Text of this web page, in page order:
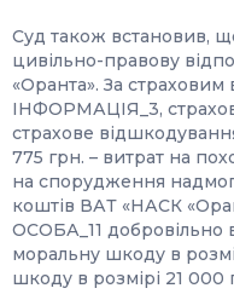
Суд також встановив,
цивільно-правову
«Оранта». За
ІНФОРМАЦІЯ_3,
страхове
775 грн. – витрат на
на спорудження
коштів ВАТ «НАСК
ОСОБА_11 добровільно
моральну шкоду в
шкоду в розмірі 21 000